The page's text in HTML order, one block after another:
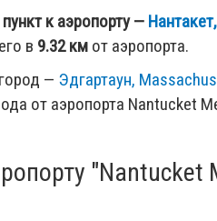
к аэропорту —
в 9.32 км от аэропорта.
— Эдгартаун,
от аэропорта Nantucket
"Nantucket